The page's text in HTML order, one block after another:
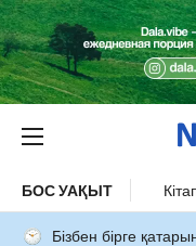
БОС УАҚЫТ
Бізбен бірге